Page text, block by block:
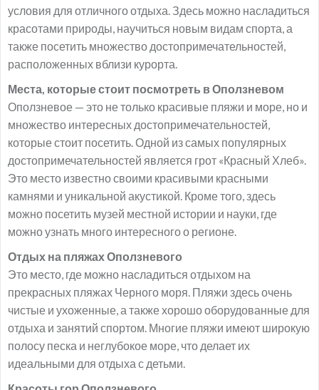
условия для отличного отдыха. Здесь можно насладиться
красотами природы, научиться новым видам спорта, а
также посетить множество достопримечательностей,
расположенных вблизи курорта.
Места, которые стоит посмотреть в Оползневом
Оползневое — это не только красивые пляжи и море, но и
множество интересных достопримечательностей,
которые стоит посетить. Одной из самых популярных
достопримечательностей является грот «Красный Хлеб».
Это место известно своими красивыми красными
камнями и уникальной акустикой. Кроме того, здесь
можно посетить музей местной истории и науки, где
можно узнать много интересного о регионе.
Отдых на пляжах Оползневого
Это место, где можно насладиться отдыхом на
прекрасных пляжах Черного моря. Пляжи здесь очень
чистые и ухоженные, а также хорошо оборудованные для
отдыха и занятий спортом. Многие пляжи имеют широкую
полосу песка и неглубокое море, что делает их
идеальными для отдыха с детьми.